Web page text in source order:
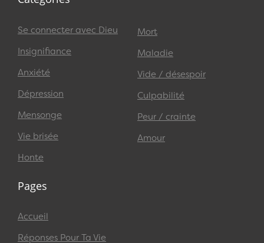
Se connecter avec Dieu
Insignifiance
Anxiété
Dépression
Mensonge
Vie brisée
Honte
Mort
Maladie
Vide / désespoir
Culpabilité
Peur / crainte
Amour
Pages
Accueil
Réponses Pour Ta Vie